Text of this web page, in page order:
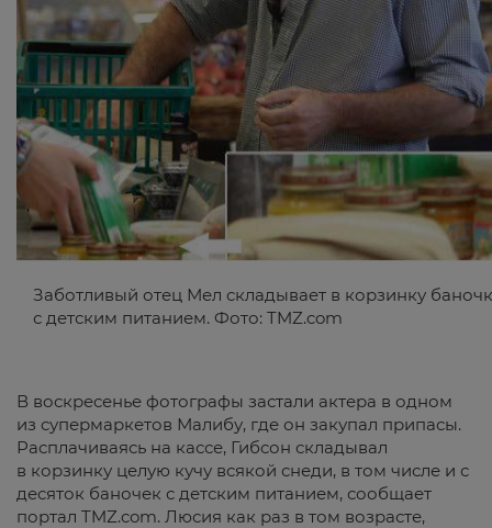
Заботливый отец Мел складывает в корзинку
с детским питанием. Фото: TMZ.com
В воскресенье фотографы застали актера в одном
из супермаркетов Малибу, где он закупал припасы.
Расплачиваясь на кассе, Гибсон складывал
в корзинку целую кучу всякой снеди, в том числе и с
десяток баночек с детским питанием, сообщает
портал TMZ.com. Люсия как раз в том возрасте,